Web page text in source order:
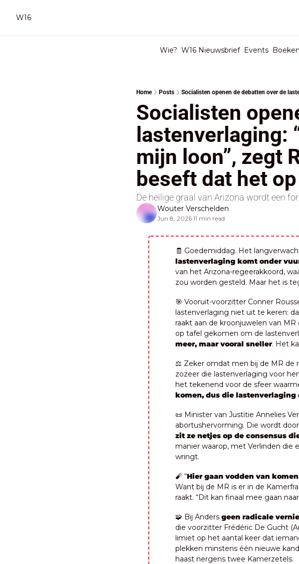
W16
Wie? W16 Nieuwsbrief Events Boeken
Home Posts
Socialisten
lastenverlaging:
mijn loon”, zegt
beseft dat het
De heilige graal van Arizona wordt een
Wouter Verschelden
Jun 8, 2026•11 min read
🧾 Goedemiddag. Het
lastenverlaging komt onder
van het Arizona-regeerakkoord,
zou worden gesteld. Maar het is
🎯 Vooruit-voorzitter Conner
lastenverlaging niet uit te keren:
raakt aan de kroonjuwelen van
op tafel gekomen om de
meer, maar vooral sneller. Het
⚖️ Zeker omdat men bij de MR de
zozeer die lastenverlaging voor
het tekenend voor de sfeer
komen, dus die lastenverlaging
📜 Minister van Justitie Annelies
abortushervorming. Die wordt
zit ze netjes op de consensus
manier waarop, met Verlinden die
wringt.
🧨 “Hier gaan vodden van komen
Want bij de MR is er in de
raakt. “Dit kan finaal mee gaan
🧩 Bij Anders geen radicale
die voorzitter Frédéric De Gucht
limiet op het aantal keer dat
plekken minstens één nieuwe
haast nergens twee Kamerzetels.